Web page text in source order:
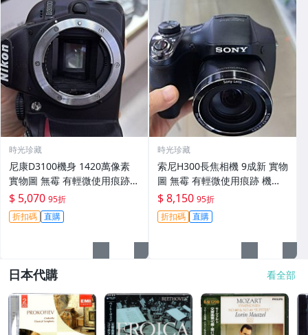
時光珍藏
尼康D3100機身 1420萬像素
實物圖 無霉 有輕微使用痕跡
機身原裝 無拆修無翻新 臨-34
3
$ 5,070 95折
折扣碼 直購
時光珍藏
索尼H300長焦相機 9成新 實物
圖 無霉 有輕微使用痕跡 機身
鏡頭原裝 無拆修無翻新-3430
$ 8,150 95折
折扣碼 直購
日本代購 看全部